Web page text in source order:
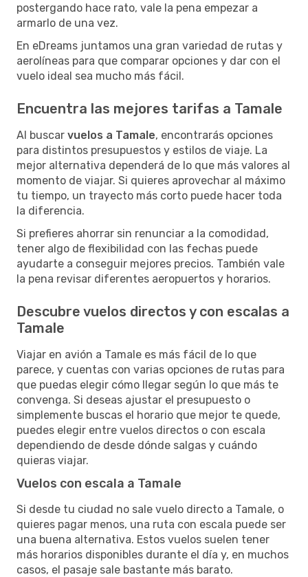
postergando hace rato, vale la pena empezar a
armarlo de una vez.
En eDreams juntamos una gran variedad de rutas y
aerolíneas para que comparar opciones y dar con el
vuelo ideal sea mucho más fácil.
Encuentra las mejores tarifas a Tamale
Al buscar vuelos a Tamale, encontrarás opciones
para distintos presupuestos y estilos de viaje. La
mejor alternativa dependerá de lo que más valores al
momento de viajar. Si quieres aprovechar al máximo
tu tiempo, un trayecto más corto puede hacer toda
la diferencia.
Si prefieres ahorrar sin renunciar a la comodidad,
tener algo de flexibilidad con las fechas puede
ayudarte a conseguir mejores precios. También vale
la pena revisar diferentes aeropuertos y horarios.
Descubre vuelos directos y con escalas a
Tamale
Viajar en avión a Tamale es más fácil de lo que
parece, y cuentas con varias opciones de rutas para
que puedas elegir cómo llegar según lo que más te
convenga. Si deseas ajustar el presupuesto o
simplemente buscas el horario que mejor te quede,
puedes elegir entre vuelos directos o con escala
dependiendo de desde dónde salgas y cuándo
quieras viajar.
Vuelos con escala a Tamale
Si desde tu ciudad no sale vuelo directo a Tamale, o
quieres pagar menos, una ruta con escala puede ser
una buena alternativa. Estos vuelos suelen tener
más horarios disponibles durante el día y, en muchos
casos, el pasaje sale bastante más barato.